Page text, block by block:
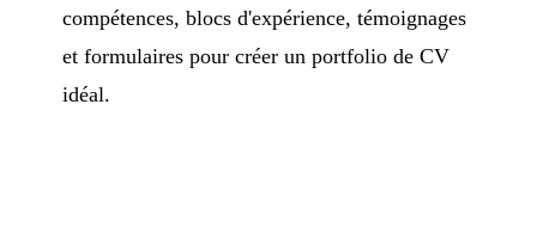
compétences, blocs d'expérience, témoignages
et formulaires pour créer un portfolio de CV
idéal.